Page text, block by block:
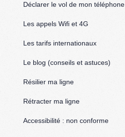
Déclarer le vol de mon téléphone
Les appels Wifi et 4G
Les tarifs internationaux
Le blog (conseils et astuces)
Résilier ma ligne
Rétracter ma ligne
Accessibilité : non conforme